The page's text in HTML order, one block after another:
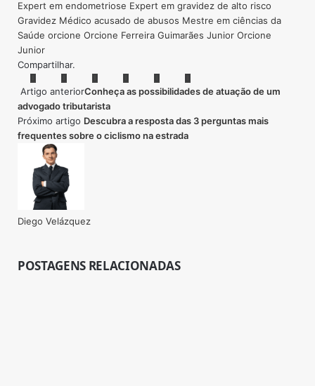
Expert em endometriose Expert em gravidez de alto risco
Gravidez Médico acusado de abusos Mestre em ciências da
Saúde orcione Orcione Ferreira Guimarães Junior Orcione
Junior
Compartilhar.
FacebookTwitter PinterestLinkedInTumblr Email
Artigo anteriorConheça as possibilidades de atuação de um
advogado tributarista
Próximo artigo Descubra a resposta das 3 perguntas mais
frequentes sobre o ciclismo na estrada
Diego Velázquez
POSTAGENS RELACIONADAS